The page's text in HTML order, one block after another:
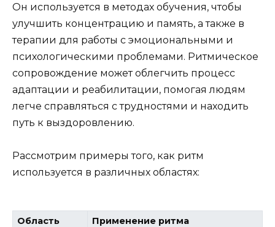
Он используется в методах обучения, чтобы
улучшить концентрацию и память, а также в
терапии для работы с эмоциональными и
психологическими проблемами. Ритмическое
сопровождение может облегчить процесс
адаптации и реабилитации, помогая людям
легче справляться с трудностями и находить
путь к выздоровлению.
Рассмотрим примеры того, как ритм
используется в различных областях:
Область Применение ритма